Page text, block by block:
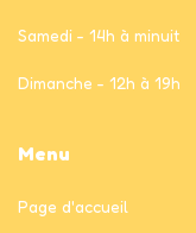
Samedi - 14h à minuit
Dimanche - 12h à 19h
Menu
Page d'accueil